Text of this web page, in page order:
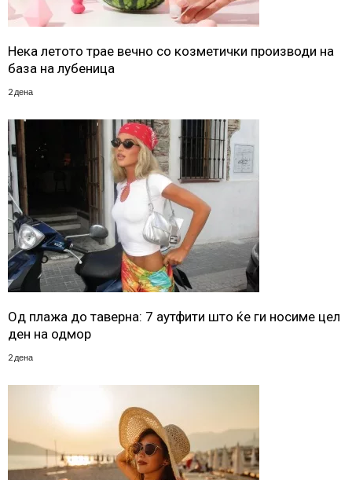
Нека летото трае вечно со козметички производи на
база на лубеница
2 дена
Од плажа до таверна: 7 аутфити што ќе ги носиме цел
ден на одмор
2 дена